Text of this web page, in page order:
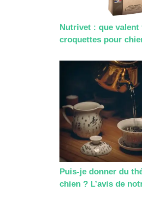
Nutrivet : que valent
croquettes pour
Puis-je donner du
chien ? L’avis de